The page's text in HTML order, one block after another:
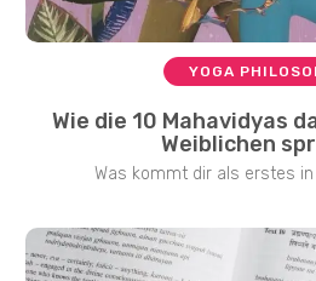
YOGA
Wie die 10 Mahavidyas
Weiblichen
Was kommt dir als erstes in